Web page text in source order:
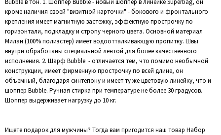
Bubble в тон. 1. Шоппер Bubble - новый шоппер в линейке Superbag, он
кроме наличия своей "визитной карточки" - бокового и фронтального
крепления имеет магнитную застежку, эффектную прострочку по
горизонтали, подкладку и стропу черного цвета. Основной материал
Милан (100% полиэстер) имеет водоотталкивающую пропитку. Швы
внутри обработаны специальной лентой для более качественного
исполнения. 2. Шарф Bubble - отличается тем, что помимо необычной
конструкции, имеет фирменную прострочку по всей длине, он
объемный, благодаря синтепону и имеет ту же цветовую линейку, что и
шоппер Bubble. Ручная стирка при температуре не более 30 градусов.
Шоппер выдерживает нагрузку до 10 кг.
Ищете подарок для мужчины? Тогда вам пригодится наш товар Набор